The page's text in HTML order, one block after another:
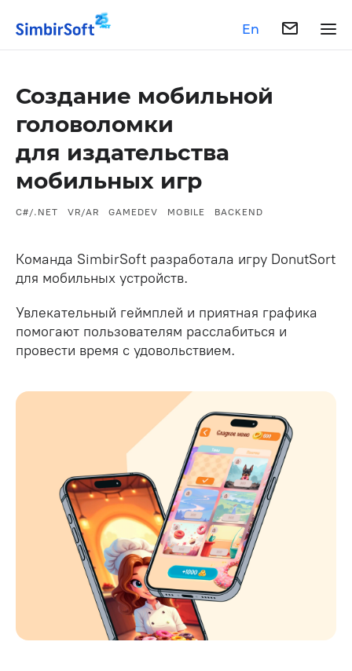
En
Создание мобильной
головоломки
для издательства
мобильных игр
C#/.NET VR/AR GAMEDEV MOBILE BACKEND
Команда SimbirSoft разработала игру DonutSort
для мобильных устройств.
Увлекательный геймплей и приятная графика
помогают пользователям расслабиться и
провести время с удовольствием.